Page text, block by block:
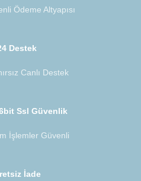
Ödeme Altyapısı
Destek
Canlı Destek
Ssl Güvenlik
İşlemler Güvenli
İade